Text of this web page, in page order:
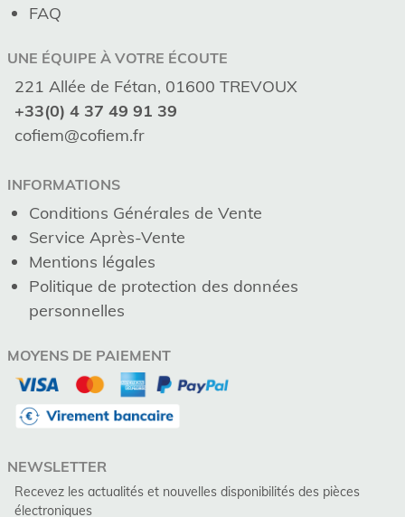
FAQ
UNE ÉQUIPE À VOTRE ÉCOUTE
221 Allée de Fétan, 01600 TREVOUX
+33(0) 4 37 49 91 39
cofiem@cofiem.fr
INFORMATIONS
Conditions Générales de Vente
Service Après-Vente
Mentions légales
Politique de protection des données
personnelles
MOYENS DE PAIEMENT
NEWSLETTER
Recevez les actualités et nouvelles disponibilités des pièces
électroniques